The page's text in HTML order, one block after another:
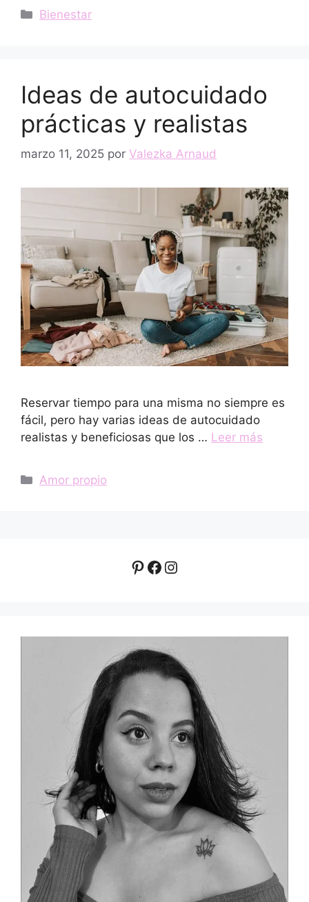
Categorías
Bienestar
Ideas de autocuidado
prácticas y realistas
marzo 11, 2025 por Valezka Arnaud
Reservar tiempo para una misma no siempre es
fácil, pero hay varias ideas de autocuidado
realistas y beneficiosas que los … Leer más
Categorías
Amor propio
Pinterest
Facebook
Instagram